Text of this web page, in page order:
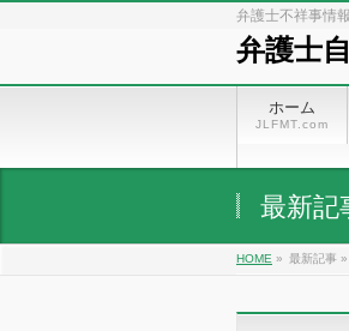
弁護士不祥事情
弁護士
ホーム
JLFMT.com
最新記
HOME » 最新記事 »